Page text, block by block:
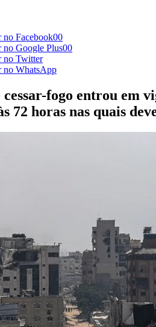
00
00
cessar-fogo entrou em
72 horas nas quais